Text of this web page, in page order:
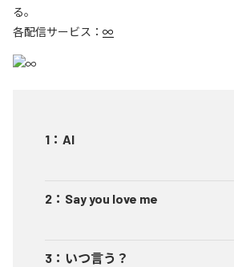
る。
各配信サービス： ∞
1 ： AI
2 ： Say you love me
3 ： いつ言う？